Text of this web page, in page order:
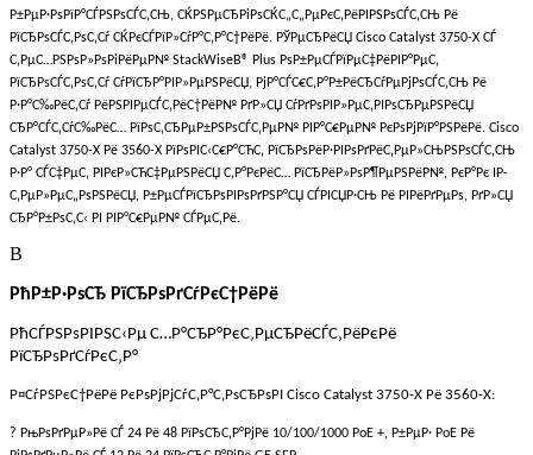
Р±РµР·РѕРїР°СЃРЅРѕСЃС‚СЊ, СЌРЅРµСЂРіРѕСЌС„С„РµРєС‚РёРІРЅРѕСЃС‚СЊ Рё
РїСЂРѕСЃС‚РѕС‚Сѓ СЌРєСЃРїР»СѓР°С‚Р°С†РёРё. РЎРµСЂРёСЏ Cisco Catalyst 3750-X СЃ
С‚РµС…РЅРѕР»РѕРіРёРµР№ StackWiseВ® Plus РѕР±РµСЃРїРµС‡РёРІР°РµС‚
РїСЂРѕСЃС‚РѕС‚Сѓ СѓРїСЂР°РІР»РµРЅРёСЏ, РјР°СЃС€С‚Р°Р±РёСЂСѓРµРјРѕСЃС‚СЊ Рё
Р·Р°С‰РёС‚Сѓ РёРЅРІРµСЃС‚РёС†РёР№ РґР»СЏ СѓРґРѕРІР»РµС‚РІРѕСЂРµРЅРёСЏ
СЂР°СЃС‚СѓС‰РёС… РїРѕС‚СЂРµР±РЅРѕСЃС‚РµР№ РІР°С€РµР№ РєРѕРјРїР°РЅРёРё. Cisco
Catalyst 3750-X Рё 3560-X РїРѕРІС‹С€Р°СЋС‚ РїСЂРѕРёР·РІРѕРґРёС‚РµР»СЊРЅРѕСЃС‚СЊ
Р·Р° СЃС‡РµС‚ РІРєР»СЋС‡РµРЅРёСЏ С‚Р°РєРёС… РїСЂРёР»РѕР¶РµРЅРёР№, РєР°Рє IP-
С‚РµР»РµС„РѕРЅРёСЏ, Р±РµСЃРїСЂРѕРІРѕРґРЅР°СЏ СЃРІСЏР·СЊ Рё РІРёРґРµРѕ, РґР»СЏ
СЂР°Р±РѕС‚С‹ РІ РІР°С€РµР№ СЃРµС‚Рё.
В
РћР±Р·РѕСЂ РїСЂРѕРґСѓРєС†РёРё
РћСЃРЅРѕРІРЅС‹Рµ С…Р°СЂР°РєС‚РµСЂРёСЃС‚РёРєРё
РїСЂРѕРґСѓРєС‚Р°
Р¤СѓРЅРєС†РёРё РєРѕРјРјСѓС‚Р°С‚РѕСЂРѕРІ Cisco Catalyst 3750-X Рё 3560-X:
? РњРѕРґРµР»Рё СЃ 24 Рё 48 РїРѕСЂС‚Р°РјРё 10/100/1000 PoE +, Р±РµР· PoE Рё